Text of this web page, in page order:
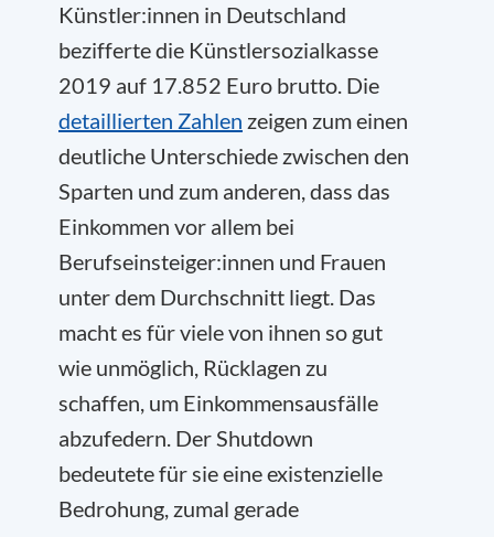
Künstler:innen in Deutschland
bezifferte die Künstlersozialkasse
2019 auf 17.852 Euro brutto. Die
detaillierten Zahlen zeigen zum einen
deutliche Unterschiede zwischen den
Sparten und zum anderen, dass das
Einkommen vor allem bei
Berufseinsteiger:innen und Frauen
unter dem Durchschnitt liegt. Das
macht es für viele von ihnen so gut
wie unmöglich, Rücklagen zu
schaffen, um Einkommensausfälle
abzufedern. Der Shutdown
bedeutete für sie eine existenzielle
Bedrohung, zumal gerade